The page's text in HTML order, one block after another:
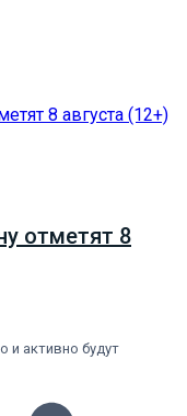
отметят 8
и активно будут